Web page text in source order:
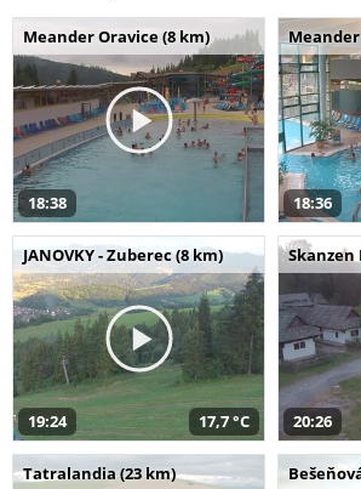
Meander Oravice (8 km)
18:38 18:36
JANOVKY - Zuberec (8 km)
19:24 17,7 °C
Skanzen
20:26
Tatralandia (23 km)